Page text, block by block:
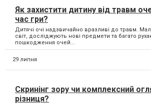
Як захистити дитину від травм
час гри?
Дитячі очі надзвичайно вразливі до травм.
світ, досліджують нові предмети та багато
пошкодження очей...
29 липня
Скринінг зору чи комплексний
різниця?